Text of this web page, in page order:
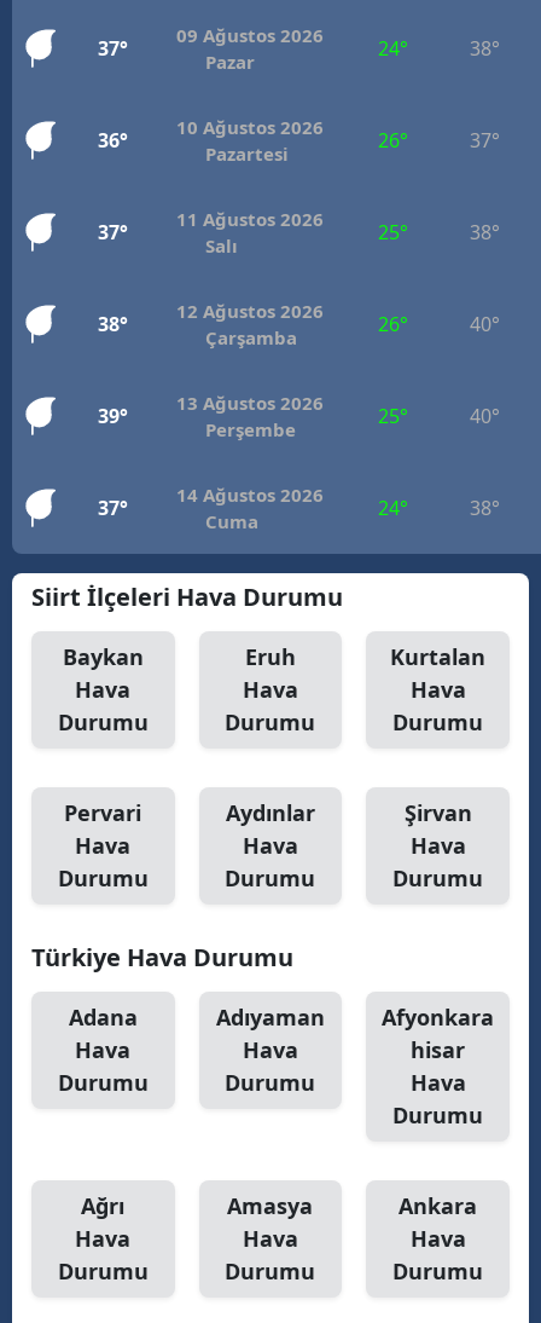
Isparta
İstanbul
Kars
Malatya
Manisa
Kahramanmaraş
Mardin
Muğla
Muş
Niğde
Sakarya
Samsun
Sinop
37°
09 Ağustos 2026
Pazar
24° 38°
36°
10 Ağustos 2026
Pazartesi
26° 37°
37°
11 Ağustos 2026
Salı
25° 38°
38°
12 Ağustos 2026
Çarşamba
26° 40°
39°
13 Ağustos 2026
Perşembe
25° 40°
37°
14 Ağustos 2026
Cuma
24° 38°
Siirt İlçeleri Hava Durumu
Baykan
Hava
Durumu
Eruh
Hava
Durumu
Kurtalan
Hava
Durumu
Pervari
Hava
Durumu
Aydınlar
Hava
Durumu
Şirvan
Hava
Durumu
Türkiye Hava Durumu
Adana
Hava
Durumu
Adıyaman
Hava
Durumu
Afyonkara
hisar
Hava
Durumu
Ağrı
Hava
Durumu
Amasya
Hava
Durumu
Ankara
Hava
Durumu